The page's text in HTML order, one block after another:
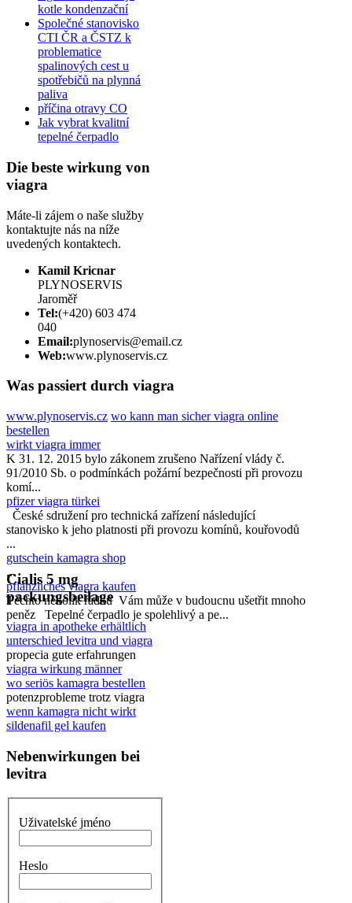
kotle kondenzační
Společné stanovisko
CTI ČR a ČSTZ k
problematice
spalinových cest u
spotřebičů na plynná
paliva
příčina otravy CO
Jak vybrat kvalitní
tepelné čerpadlo
Die beste wirkung von
viagra
Máte-li zájem o naše služby
kontaktujte nás na níže
uvedených kontaktech.
Kamil Kricnar
PLYNOSERVIS
Jaroměř
Tel:(+420) 603 474
040
Email:plynoservis@email.cz
Web:www.plynoservis.cz
Was passiert durch viagra
www.plynoservis.cz wo kann man sicher viagra online
bestellen
wirkt viagra immer
K 31. 12. 2015 bylo zákonem zrušeno Nařízení vlády č.
91/2010 Sb. o podmínkách požární bezpečnosti při provozu
komí...
pfizer viagra türkei
České sdružení pro technická zařízení následující
stanovisko k jeho platnosti při provozu komínů, kouřovodů
...
gutschein kamagra shop
...
pflanzliches viagra kaufen
Těchto několik řádků Vám může v budoucnu ušetřit mnoho
peněz Tepelné čerpadlo je spolehlivý a pe...
Cialis 5 mg
packungsbeilage
viagra in apotheke erhältlich
unterschied levitra und viagra
propecia gute erfahrungen
viagra wirkung männer
wo seriös kamagra bestellen
potenzprobleme trotz viagra
wenn kamagra nicht wirkt
sildenafil gel kaufen
Nebenwirkungen bei
levitra
Uživatelské jméno
Heslo